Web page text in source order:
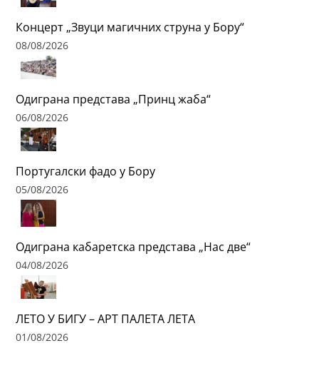
Концерт „Звуци магичних струна у Бору“
08/08/2026
Одиграна представа „Принц жаба“
06/08/2026
Португалски фадо у Бору
05/08/2026
Одиграна кабаретска представа „Нас две“
04/08/2026
ЛЕТО У БИГУ – АРТ ПАЛЕТА ЛЕТА
01/08/2026